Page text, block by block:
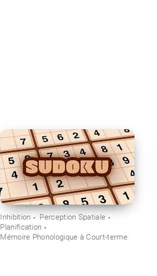
Inhibition
Perception Spatiale
Planification
Mémoire Phonologique à Court-terme